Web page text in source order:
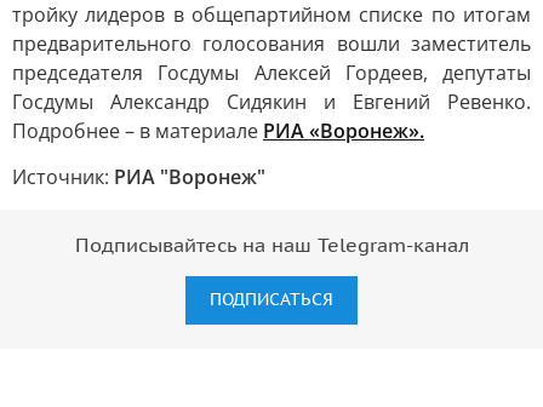
тройку лидеров в общепартийном списке по итогам
предварительного голосования вошли заместитель
председателя Госдумы Алексей Гордеев, депутаты
Госдумы Александр Сидякин и Евгений Ревенко.
Подробнее – в материале РИА «Воронеж».
Источник: РИА "Воронеж"
Подписывайтесь на наш Telegram-канал
ПОДПИСАТЬСЯ